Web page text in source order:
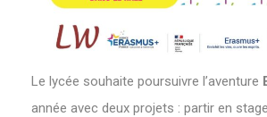
Le lycée souhaite poursuivre l’aventure
année avec deux projets : partir en